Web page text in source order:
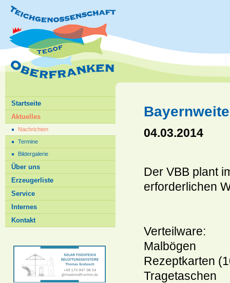
Startseite
Aktuelles
Nachrichten
Termine
Bildergalerie
Über uns
Erzeugerliste
Service
Internes
Kontakt
04.03.2014
Der VBB plant
erforderlichen
Verteilware:
Malbögen
Rezeptkarten
Tragetaschen